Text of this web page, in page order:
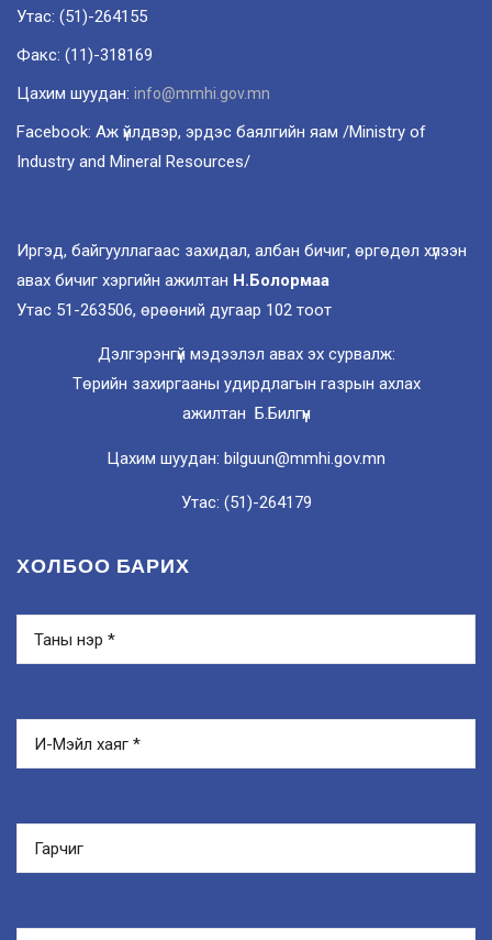
Утас: (51)-264155
Факс: (11)-318169
Цахим шуудан: info@mmhi.gov.mn
Facebook: Аж үйлдвэр, эрдэс баялгийн яам /Ministry of
Industry and Mineral Resources/
Иргэд, байгууллагаас захидал, албан бичиг, өргөдөл хүлээн
авах бичиг хэргийн ажилтан Н.Болормаа
Утас 51-263506, өрөөний дугаар 102 тоот
Дэлгэрэнгүй мэдээлэл авах эх сурвалж:
Төрийн захиргааны удирдлагын газрын ахлах
ажилтан Б.Билгүүн
Цахим шуудан: bilguun@mmhi.gov.mn
Утас: (51)-264179
ХОЛБОО БАРИХ